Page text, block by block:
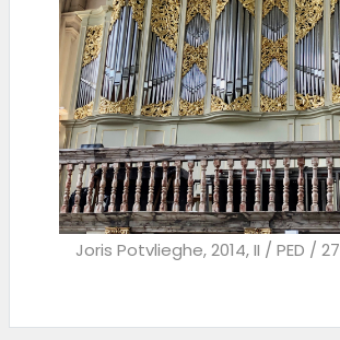
Joris Potvlieghe, 2014, II / PED / 27